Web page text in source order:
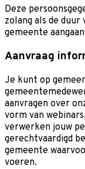
Deze
zolang als de
gemeente
Aanvraag
Je kunt op
aanvragen over
vorm van
verwerken jouw
gerechtvaardigd
gemeente
voeren.